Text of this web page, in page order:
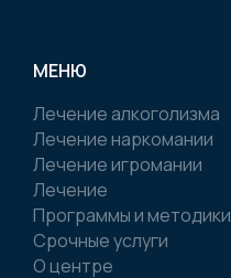
МЕНЮ
Лечение алкоголизма
Лечение наркомании
Лечение игромании
Лечение
Программы и методики
Срочные услуги
О центре